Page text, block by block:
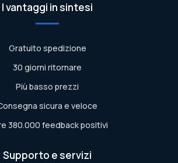
I vantaggi in sintesi
Gratuito spedizione
30 giorni ritornare
Più basso prezzi
sicura e veloce
380.000 feedback positivi
Supporto e servizi